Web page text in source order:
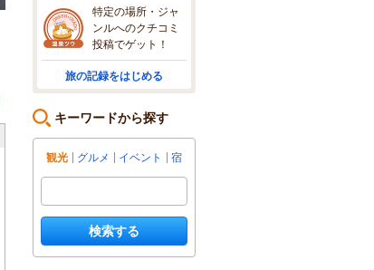
特定の場所・ジャ
ンルへのクチコミ
投稿でゲット！
旅の記録をはじめる
キーワードから探す
観光 グルメ イベント 宿
検索する